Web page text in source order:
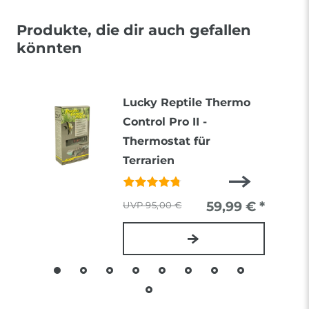
Produkte, die dir auch gefallen
könnten
Lucky Reptile Thermo
Control Pro II -
Thermostat für
Terrarien
95,00 € 59,99 € *